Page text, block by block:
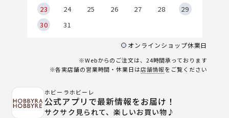
23
24 25 26 27 28
29
30
31
オンラインショップ休業日
※Webからのご注文は、24時間承っております
※各実店舗の営業時間・休業日は店舗情報をご覧ください
ホビーラホビーレ
公式アプリで最新情報をお届け！
サクサク見られて、楽しいお買い物♪